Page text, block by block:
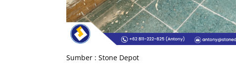
Sumber : Stone Depot